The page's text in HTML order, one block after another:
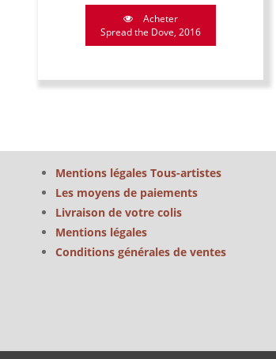
Acheter
Spread the Dove, 2016
Mentions légales Tous-artistes
Les moyens de paiements
Livraison de votre colis
Mentions légales
Conditions générales de ventes